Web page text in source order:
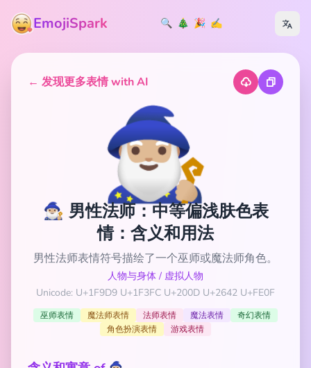
EmojiSpark 🔍 🎄 🎉 ✍️
← 发现更多表情 with AI
🧙🏼‍♂️
🧙🏼‍♂️ 男性法师：中等偏浅肤色表
情：含义和用法
男性法师表情符号描绘了一个巫师或魔法师角色。
人物与身体 / 虚拟人物
Unicode: U+1F9D9 U+1F3FC U+200D U+2642 U+FE0F
巫师表情 魔法师表情 法师表情 魔法表情
奇幻表情
角色扮演表情
游戏表情